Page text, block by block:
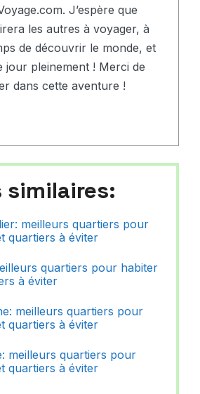
J’espère que
les autres à voyager, à
de découvrir le monde, et
jour pleinement ! Merci de
dans cette aventure !
meilleurs quartiers pour
quartiers à éviter
quartiers pour habiter
à éviter
meilleurs quartiers pour
quartiers à éviter
meilleurs quartiers pour
quartiers à éviter